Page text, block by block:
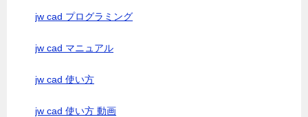
jw cad プログラミング
jw cad マニュアル
jw cad 使い方
jw cad 使い方 動画